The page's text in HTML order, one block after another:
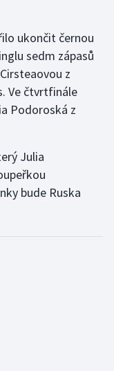
ukončit černou
sedm zápasů
z
Ve čtvrtfinále
Podoroská z
Julia
bude Ruska